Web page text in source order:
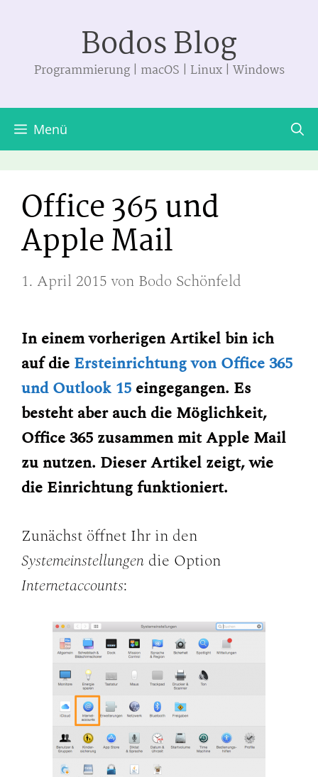
springen
Bodos Blog
Programmierung | macOS | Linux | Windows
Menü
Office 365 und
Apple Mail
1. April 2015 von Bodo Schönfeld
In einem vorherigen Artikel bin ich
auf die Ersteinrichtung von Office 365
und Outlook 15 eingegangen. Es
besteht aber auch die Möglichkeit,
Office 365 zusammen mit Apple Mail
zu nutzen. Dieser Artikel zeigt, wie
die Einrichtung funktioniert.
Zunächst öffnet Ihr in den
Systemeinstellungen die Option
Internetaccounts: